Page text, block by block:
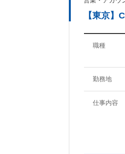
【東京】
職種
勤務地
仕事内容